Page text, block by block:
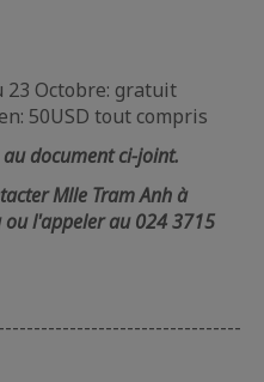
23 Octobre: gratuit
50USD tout compris
document ci-joint.
Mlle Tram Anh à
l'appeler au 024 3715